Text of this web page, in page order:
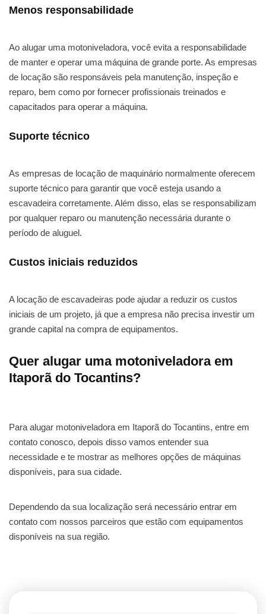
Menos responsabilidade
Ao alugar uma motoniveladora, você evita a responsabilidade
de manter e operar uma máquina de grande porte. As empresas
de locação são responsáveis pela manutenção, inspeção e
reparo, bem como por fornecer profissionais treinados e
capacitados para operar a máquina.
Suporte técnico
As empresas de locação de maquinário normalmente oferecem
suporte técnico para garantir que você esteja usando a
escavadeira corretamente. Além disso, elas se responsabilizam
por qualquer reparo ou manutenção necessária durante o
período de aluguel.
Custos iniciais reduzidos
A locação de escavadeiras pode ajudar a reduzir os custos
iniciais de um projeto, já que a empresa não precisa investir um
grande capital na compra de equipamentos.
Quer alugar uma motoniveladora em
Itaporã do Tocantins?
Para alugar motoniveladora em Itaporã do Tocantins, entre em
contato conosco, depois disso vamos entender sua
necessidade e te mostrar as melhores opções de máquinas
disponíveis, para sua cidade.
Dependendo da sua localização será necessário entrar em
contato com nossos parceiros que estão com equipamentos
disponíveis na sua região.